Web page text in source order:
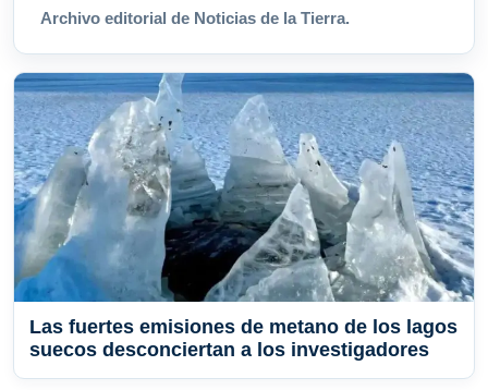
Archivo editorial de Noticias de la Tierra.
Las fuertes emisiones de metano de los lagos
suecos desconciertan a los investigadores